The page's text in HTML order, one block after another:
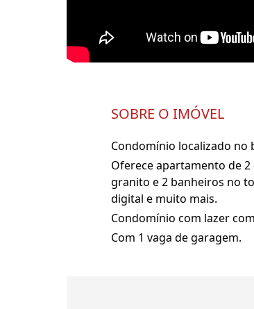
SOBRE O IMÓVEL
Condomínio localizado no
Oferece apartamento de
granito e 2 banheiros no
digital e muito mais.
Condomínio com lazer
Com 1 vaga de garagem.